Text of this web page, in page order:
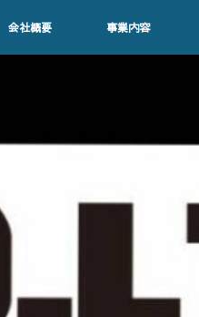
会社概要 事業内容